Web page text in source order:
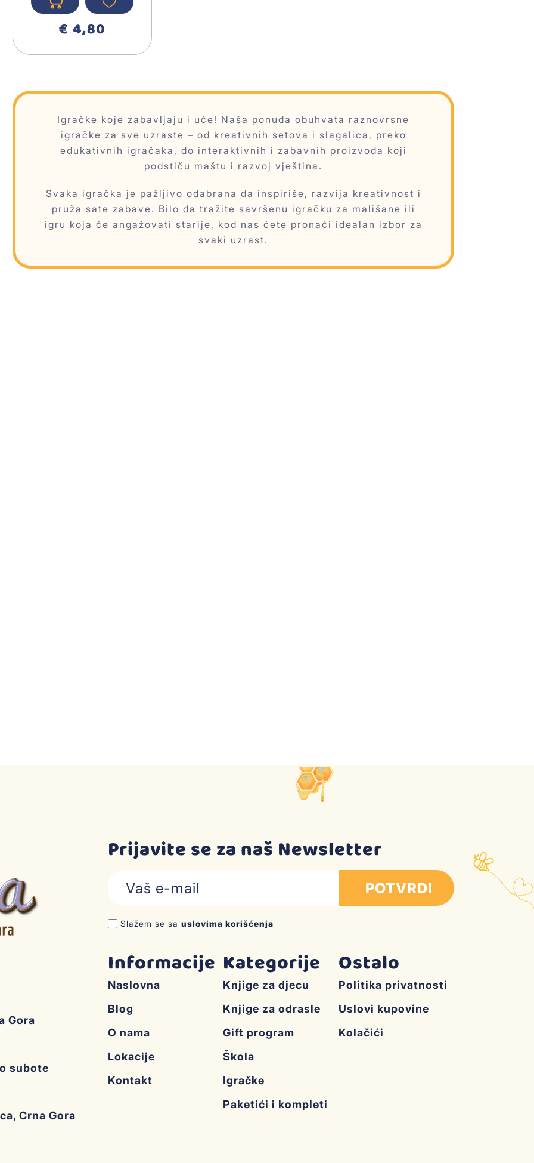
€ 4,80
Igračke koje zabavljaju i uče! Naša ponuda obuhvata raznovrsne
igračke za sve uzraste – od kreativnih setova i slagalica, preko
edukativnih igračaka, do interaktivnih i zabavnih proizvoda koji
podstiču maštu i razvoj vještina.
Svaka igračka je pažljivo odabrana da inspiriše, razvija kreativnost i
pruža sate zabave. Bilo da tražite savršenu igračku za mališane ili
igru koja će angažovati starije, kod nas ćete pronaći idealan izbor za
svaki uzrast.
Gora
subote
Crna Gora
Prijavite se za naš Newsletter
POTVRDI
Slažem se sa uslovima korišćenja
Informacije
Naslovna
Blog
O nama
Lokacije
Kontakt
Kategorije
Knjige za djecu
Knjige za odrasle
Gift program
Škola
Igračke
Paketići i kompleti
Ostalo
Politika privatnosti
Uslovi kupovine
Kolačići